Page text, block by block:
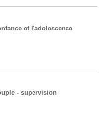
et l'adolescence
- supervision